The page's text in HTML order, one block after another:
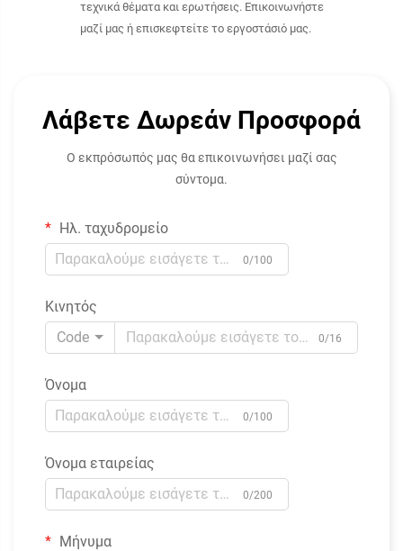
τεχνικά θέματα και ερωτήσεις. Επικοινωνήστε
μαζί μας ή επισκεφτείτε το εργοστάσιό μας.
Λάβετε Δωρεάν Προσφορά
Ο εκπρόσωπός μας θα επικοινωνήσει μαζί σας
σύντομα.
Ηλ. ταχυδρομείο
0/100
Κινητός
Code
0/16
Όνομα
0/100
Όνομα εταιρείας
0/200
Μήνυμα